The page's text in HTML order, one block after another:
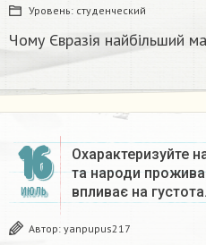
Уровень: студенческий
Чому Євразія найбільший
16
ИЮЛЬ
Охарактеризуйте
та народи
впливає на
Автор: yanpupus217